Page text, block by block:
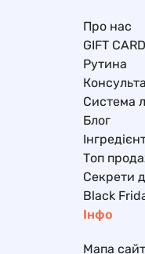
Про нас
GIFT CARD
Рутина
Система
Блог
Топ
Секрети
Black
Інфо
Мапа